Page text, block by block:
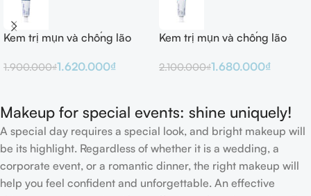
Kem trị mụn và chống lão
Cream 20g
1.900.000₫1.620.000₫
Kem trị mụn và chống lão
Cream 20g
2.100.000₫1.680.000₫
Makeup for special events: shine uniquely!
A special day requires a special look, and bright makeup will
be its highlight. Regardless of whether it is a wedding, a
corporate event, or a romantic dinner, the right makeup will
help you feel confident and unforgettable. An effective